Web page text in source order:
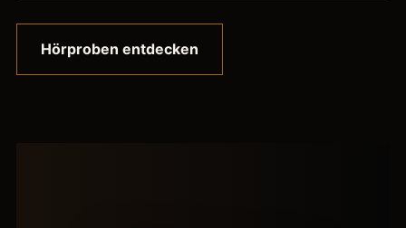
Hörproben entdecken